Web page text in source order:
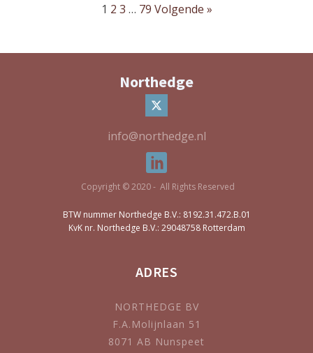
1 2 3 … 79 Volgende »
Northedge
info@northedge.nl
Copyright © 2020 - All Rights Reserved
BTW nummer Northedge B.V.: 8192.31.472.B.01
KvK nr. Northedge B.V.: 29048758 Rotterdam
ADRES
NORTHEDGE BV
F.A.Molijnlaan 51
8071 AB Nunspeet